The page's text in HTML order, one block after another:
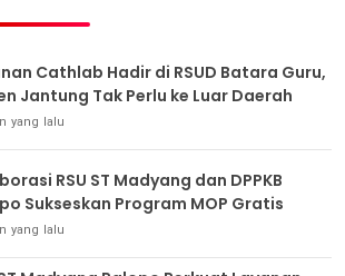
Cathlab Hadir di RSUD Batara Guru,
Jantung Tak Perlu ke Luar Daerah
yang lalu
RSU ST Madyang dan DPPKB
Sukseskan Program MOP Gratis
yang lalu